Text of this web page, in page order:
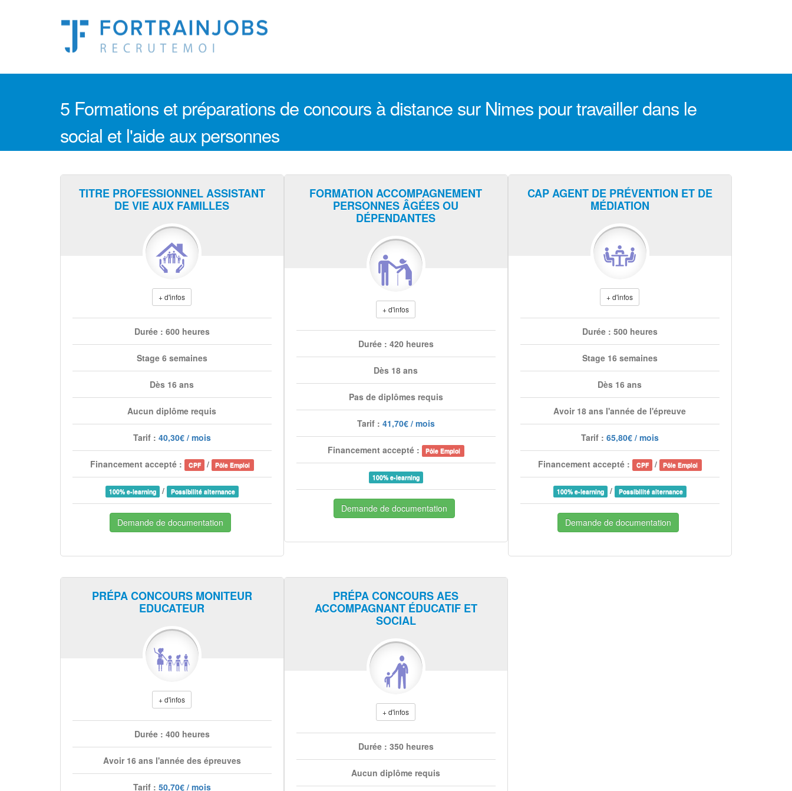
5 Formations et préparations de concours à distance sur Nimes pour travailler dans le
social et l'aide aux personnes
TITRE PROFESSIONNEL ASSISTANT
DE VIE AUX FAMILLES
+ d'infos
Durée : 600 heures
Stage 6 semaines
Dès 16 ans
Aucun diplôme requis
Tarif : 40,30€ / mois
Financement accepté : CPF / Pôle Emploi
100% e-learning / Possibilité alternance
Demande de documentation
FORMATION ACCOMPAGNEMENT
PERSONNES ÂGÉES OU
DÉPENDANTES
+ d'infos
Durée : 420 heures
Dès 18 ans
Pas de diplômes requis
Tarif : 41,70€ / mois
Financement accepté : Pôle Emploi
100% e-learning
Demande de documentation
CAP AGENT DE PRÉVENTION ET DE
MÉDIATION
+ d'infos
Durée : 500 heures
Stage 16 semaines
Dès 16 ans
Avoir 18 ans l'année de l'épreuve
Tarif : 65,80€ / mois
Financement accepté : CPF / Pôle Emploi
100% e-learning / Possibilité alternance
Demande de documentation
PRÉPA CONCOURS MONITEUR
EDUCATEUR
+ d'infos
Durée : 400 heures
Avoir 16 ans l'année des épreuves
Tarif : 50,70€ / mois
PRÉPA CONCOURS AES
ACCOMPAGNANT ÉDUCATIF ET
SOCIAL
+ d'infos
Durée : 350 heures
Aucun diplôme requis